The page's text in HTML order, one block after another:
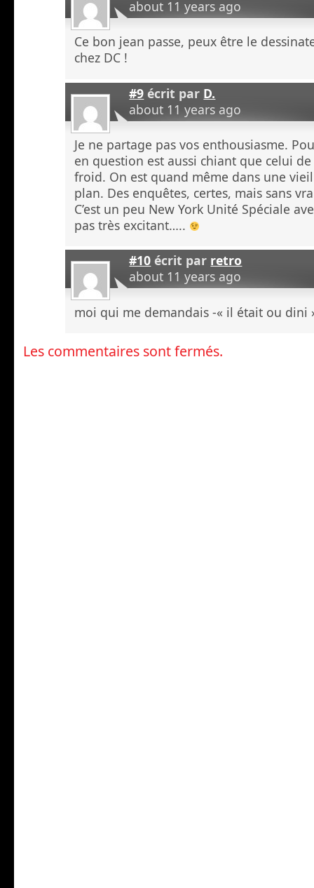
about 11 years ago
Ce bon jean passe, peux être le
chez DC !
#9 écrit par D.
about 11 years ago
Je ne partage pas vos enthousiasme.
en question est aussi chiant que celui
froid. On est quand même dans une
plan. Des enquêtes, certes, mais sans
C’est un peu New York Unité Spéciale
pas très excitant…..
#10 écrit par retro
about 11 years ago
moi qui me demandais -« il était ou dini
Les commentaires sont fermés.